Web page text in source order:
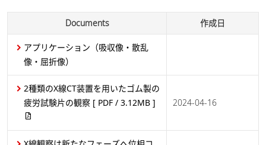
Documents 作成日
アプリケーション（吸収像・散乱
像・屈折像）
2種類のX線CT装置を用いたゴム製の
疲労試験片の観察 [ PDF / 3.12MB ] 2024-04-16